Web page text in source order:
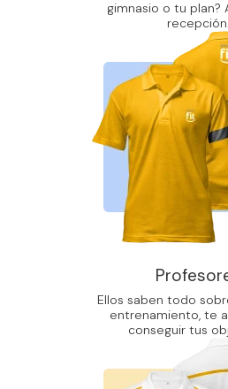
gimnasio o tu plan?
recepción.
Ellos saben todo
entrenamiento, te
conseguir tus